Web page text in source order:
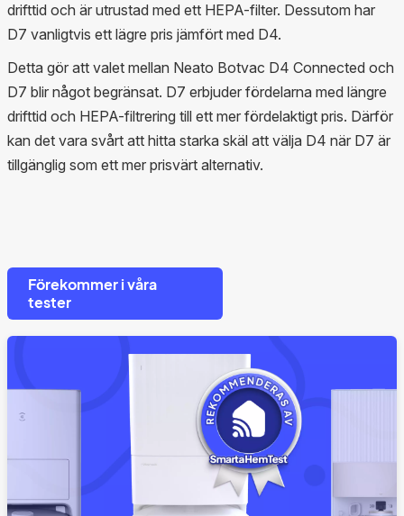
drifttid och är utrustad med ett HEPA-filter. Dessutom har
D7 vanligtvis ett lägre pris jämfört med D4.
Detta gör att valet mellan Neato Botvac D4 Connected och
D7 blir något begränsat. D7 erbjuder fördelarna med längre
drifttid och HEPA-filtrering till ett mer fördelaktigt pris. Därför
kan det vara svårt att hitta starka skäl att välja D4 när D7 är
tillgänglig som ett mer prisvärt alternativ.
Förekommer i våra
tester